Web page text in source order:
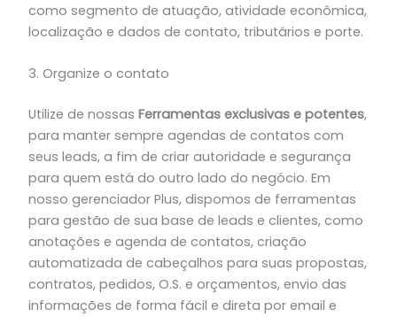
como segmento de atuação, atividade econômica,
localização e dados de contato, tributários e porte.
3. Organize o contato
Utilize de nossas Ferramentas exclusivas e potentes,
para manter sempre agendas de contatos com
seus leads, a fim de criar autoridade e segurança
para quem está do outro lado do negócio. Em
nosso gerenciador Plus, dispomos de ferramentas
para gestão de sua base de leads e clientes, como
anotações e agenda de contatos, criação
automatizada de cabeçalhos para suas propostas,
contratos, pedidos, O.S. e orçamentos, envio das
informações de forma fácil e direta por email e